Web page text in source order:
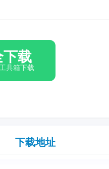
下载
具箱下载
下载地址